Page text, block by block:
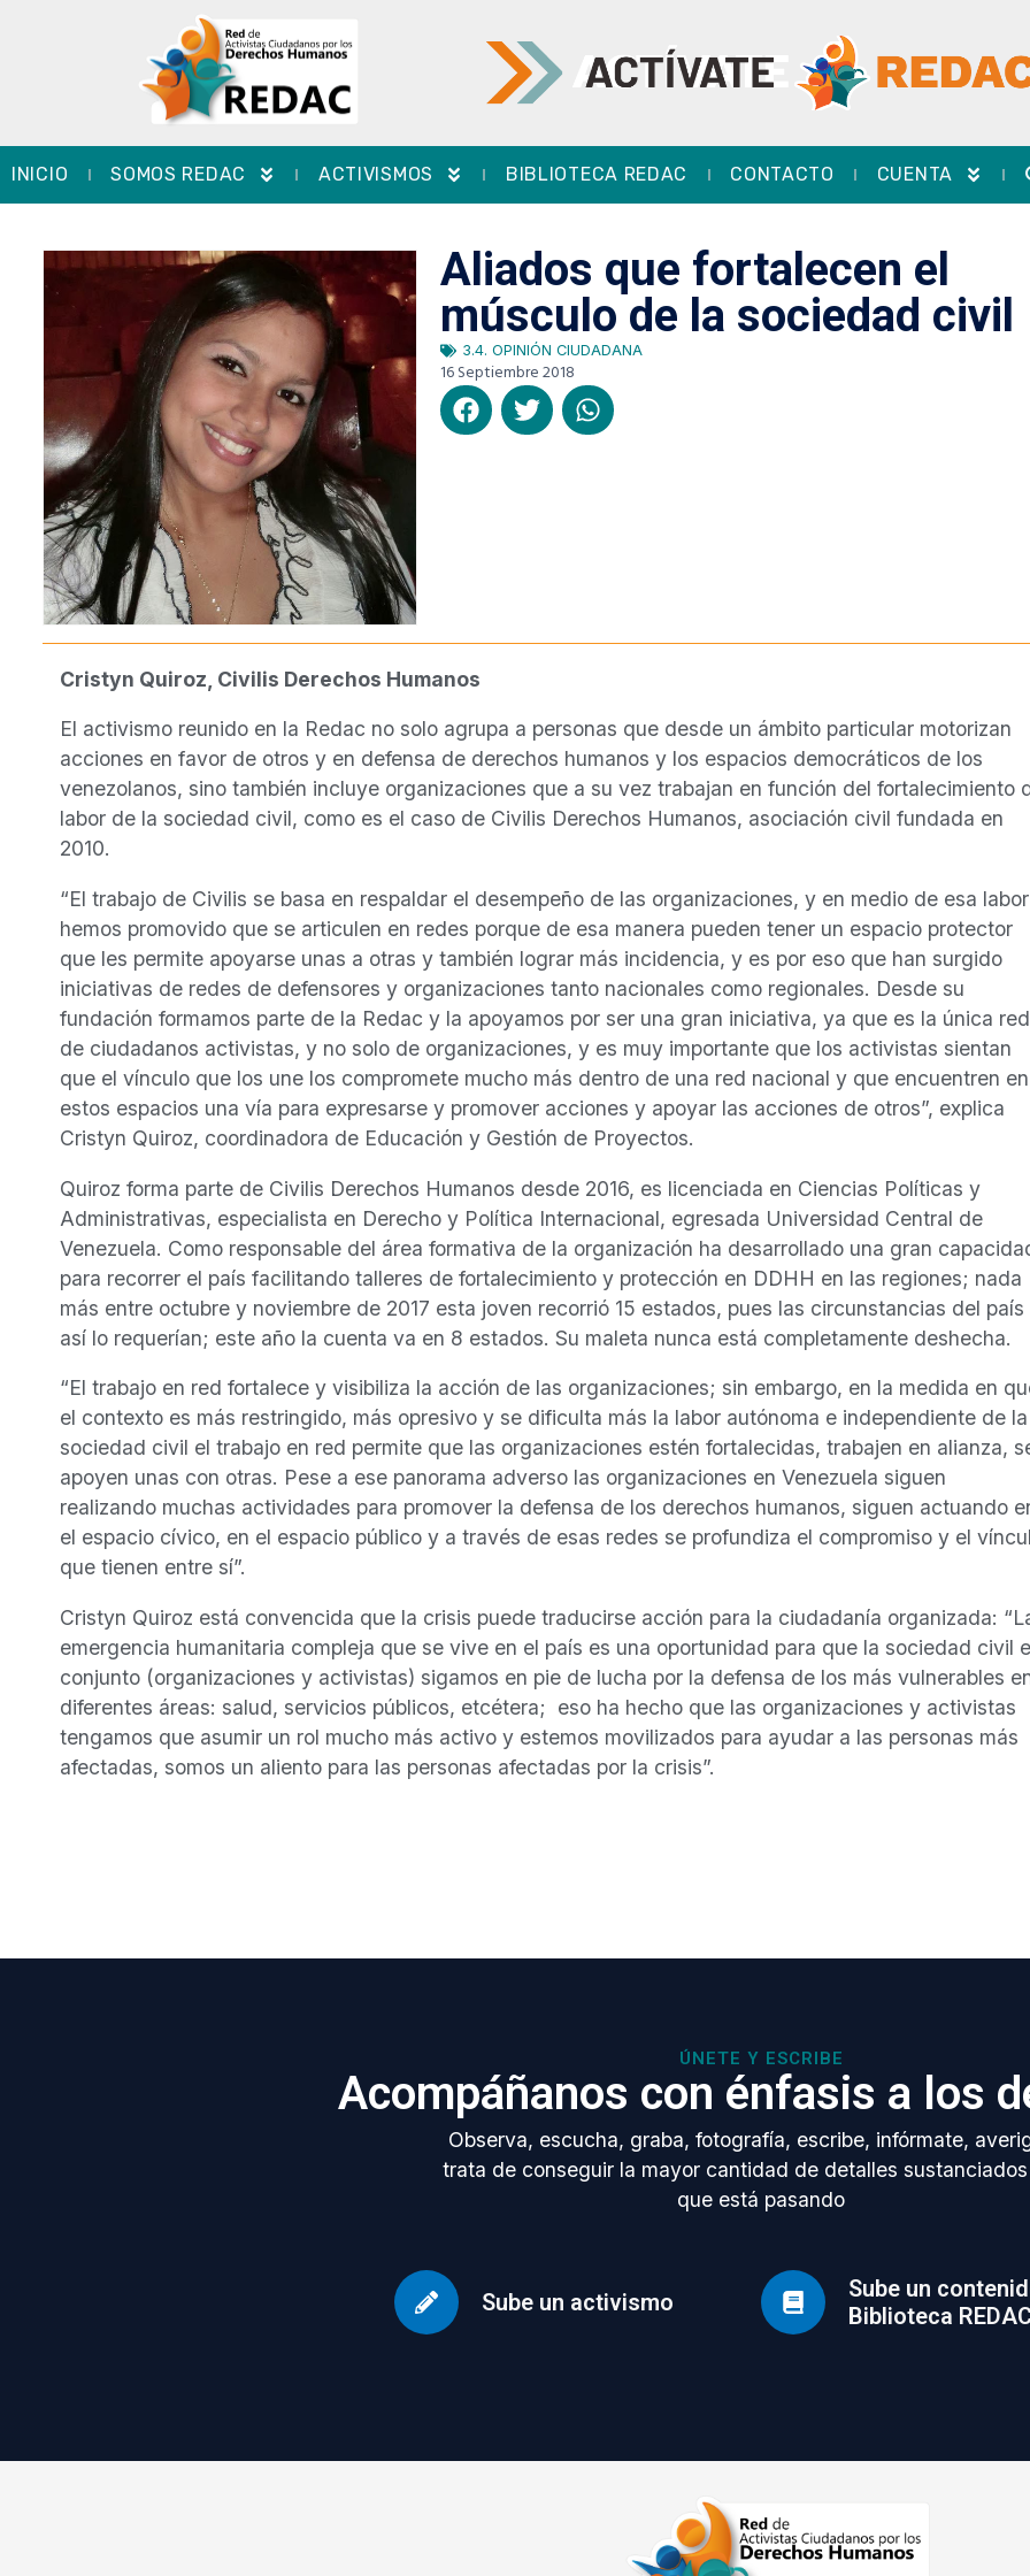
INICIO SOMOS REDAC ACTIVISMOS BIBLIOTECA REDAC CONTACTO CUENTA
Aliados que fortalecen el
músculo de la sociedad civil
3.4. OPINIÓN CIUDADANA
16 Septiembre 2018
Cristyn Quiroz, Civilis Derechos Humanos
El activismo reunido en la Redac no solo agrupa a personas que desde un ámbito particular motorizan
acciones en favor de otros y en defensa de derechos humanos y los espacios democráticos de los
venezolanos, sino también incluye organizaciones que a su vez trabajan en función del fortalecimiento
labor de la sociedad civil, como es el caso de Civilis Derechos Humanos, asociación civil fundada en
2010.
“El trabajo de Civilis se basa en respaldar el desempeño de las organizaciones, y en medio de esa labor
hemos promovido que se articulen en redes porque de esa manera pueden tener un espacio protector
que les permite apoyarse unas a otras y también lograr más incidencia, y es por eso que han surgido
iniciativas de redes de defensores y organizaciones tanto nacionales como regionales. Desde su
fundación formamos parte de la Redac y la apoyamos por ser una gran iniciativa, ya que es la única red
de ciudadanos activistas, y no solo de organizaciones, y es muy importante que los activistas sientan
que el vínculo que los une los compromete mucho más dentro de una red nacional y que encuentren en
estos espacios una vía para expresarse y promover acciones y apoyar las acciones de otros”, explica
Cristyn Quiroz, coordinadora de Educación y Gestión de Proyectos.
Quiroz forma parte de Civilis Derechos Humanos desde 2016, es licenciada en Ciencias Políticas y
Administrativas, especialista en Derecho y Política Internacional, egresada Universidad Central de
Venezuela. Como responsable del área formativa de la organización ha desarrollado una gran
para recorrer el país facilitando talleres de fortalecimiento y protección en DDHH en las regiones; nada
más entre octubre y noviembre de 2017 esta joven recorrió 15 estados, pues las circunstancias del país
así lo requerían; este año la cuenta va en 8 estados. Su maleta nunca está completamente deshecha.
“El trabajo en red fortalece y visibiliza la acción de las organizaciones; sin embargo, en la medida en
el contexto es más restringido, más opresivo y se dificulta más la labor autónoma e independiente de la
sociedad civil el trabajo en red permite que las organizaciones estén fortalecidas, trabajen en alianza,
apoyen unas con otras. Pese a ese panorama adverso las organizaciones en Venezuela siguen
realizando muchas actividades para promover la defensa de los derechos humanos, siguen actuando
el espacio cívico, en el espacio público y a través de esas redes se profundiza el compromiso y el
que tienen entre sí”.
Cristyn Quiroz está convencida que la crisis puede traducirse acción para la ciudadanía organizada:
emergencia humanitaria compleja que se vive en el país es una oportunidad para que la sociedad civil
conjunto (organizaciones y activistas) sigamos en pie de lucha por la defensa de los más vulnerables
diferentes áreas: salud, servicios públicos, etcétera; eso ha hecho que las organizaciones y activistas
tengamos que asumir un rol mucho más activo y estemos movilizados para ayudar a las personas más
afectadas, somos un aliento para las personas afectadas por la crisis”.
ÚNETE Y ESCRIBE
Acompáñanos con énfasis a los
Observa, escucha, graba, fotografía, escribe, infórmate,
trata de conseguir la mayor cantidad de detalles
que está pasando
Sube un activismo
Sube un
Biblioteca